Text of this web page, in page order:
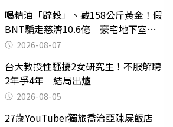
喝精油「辟穀」、藏158公斤黃金！假
BNT騙走慈濟10.6億 豪宅地下室竟
挖出乾鮑金庫
2026-08-07
台大教授性騷擾2女研究生！不服解聘
2年爭4年 結局出爐
2026-08-05
27歲YouTuber獨旅喬治亞陳屍飯店